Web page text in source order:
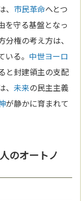
、 市民革命へとつ
を守る基盤となっ
権の考え方は、
る。 中世ヨーロ
と封建領主の支配
、未来の民主主義
が静かに育まれて
のオートノ